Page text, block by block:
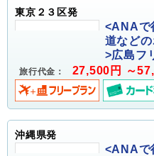
東京２３区発
<ANAで
道など
>広島フ
旅行代金： 27,500円 ～
沖縄県発
<ANAで